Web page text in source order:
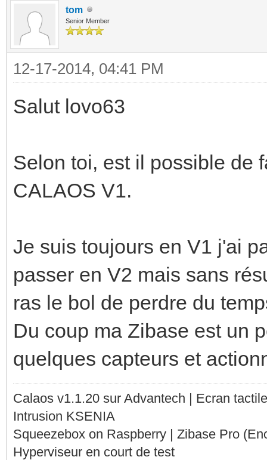
tom
Senior Member
12-17-2014, 04:41 PM
Salut lovo63
Selon toi, est il possible de
CALAOS V1.
Je suis toujours en V1 j'ai
passer en V2 mais sans
ras le bol de perdre du
Du coup ma Zibase est un
quelques capteurs et
Calaos v1.1.20 sur Advantech | Ecran
Intrusion KSENIA
Squeezebox on Raspberry | Zibase Pro
Hyperviseur en court de test